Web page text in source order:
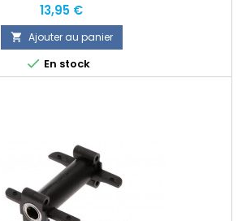
Prix
13,95 €
 Ajouter au panier
 En stock